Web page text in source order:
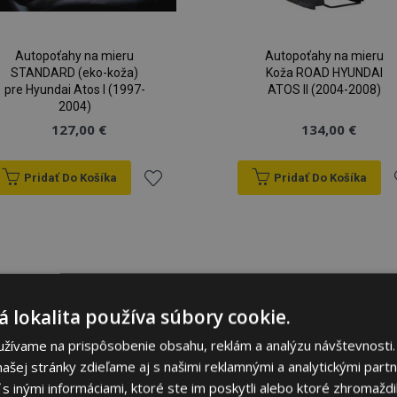
Autopoťahy na mieru
STANDARD (eko-koža)
pre Hyundai Atos I (1997-
2004)
127,00 €
Pridať Do Košíka
zoznamu
prianí
Autopoťahy na mieru
Koža ROAD HYUNDAI
ATOS II (2004-2008)
134,00 €
Pridať Do Košíka
lokalita používa súbory cookie.
na prispôsobenie obsahu, reklám a analýzu
stránky zdieľame aj s našimi reklamnými a analytickými
inými informáciami, ktoré ste im poskytli alebo ktoré